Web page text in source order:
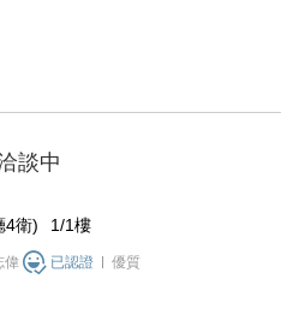
談中
4衛) 1/1樓
偉 已認證 優質